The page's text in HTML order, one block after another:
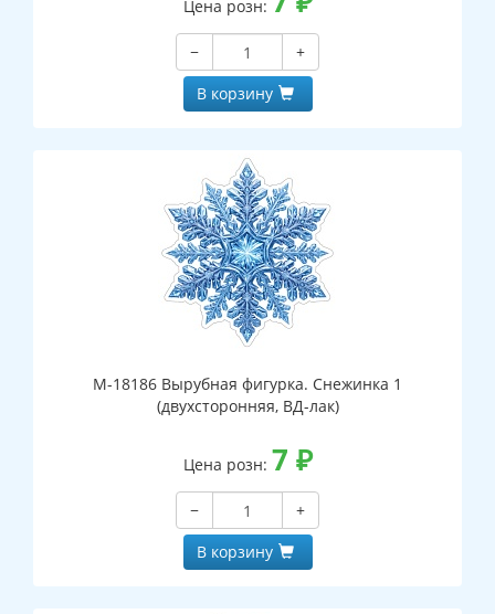
Цена розн:
−
+
В корзину
М-18186 Вырубная фигурка. Снежинка 1
(двухсторонняя, ВД-лак)
Цена розн: 7 ₽
−
+
В корзину